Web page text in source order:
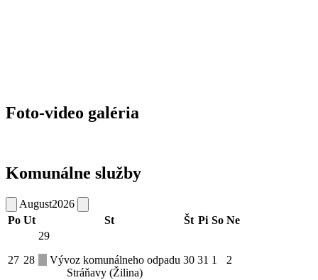
Foto-video galéria
Komunálne služby
August2026
Po Ut St Št Pi So Ne
27 28
29
Vývoz komunálneho odpadu
Stráňavy (Žilina)
30 31 1 2